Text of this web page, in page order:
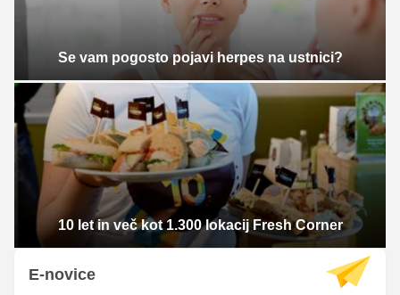
Se vam pogosto pojavi herpes na ustnici?
10 let in več kot 1.300 lokacij Fresh Corner
E-novice